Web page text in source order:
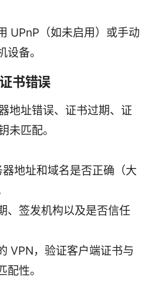
UPnP（如未启用）或手动
设备。
书错误
地址错误、证书过期、证
未匹配。
地址和域名是否正确（大
、签发机构以及是否信任
VPN，验证客户端证书与
配性。